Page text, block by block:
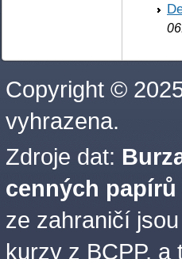
Copyright ©
vyhrazena.
Zdroje dat:
cenných papírů
ze zahraničí
kurzy z BCPP, a